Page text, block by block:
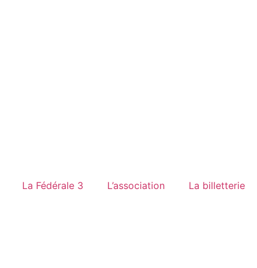
La Fédérale 3 L’association La billetterie